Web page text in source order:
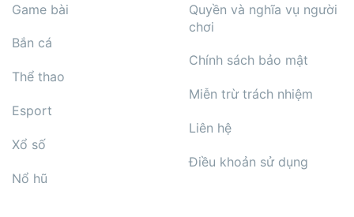
Game bài
Bắn cá
Thể thao
Esport
Xổ số
Nổ hũ
Quyền và nghĩa vụ người
chơi
Chính sách bảo mật
Miễn trừ trách nhiệm
Liên hệ
Điều khoản sử dụng